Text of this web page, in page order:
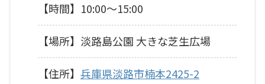
【時間】10:00～15:00
【場所】淡路島公園 大きな芝生広場
【住所】 兵庫県淡路市楠本2425-2